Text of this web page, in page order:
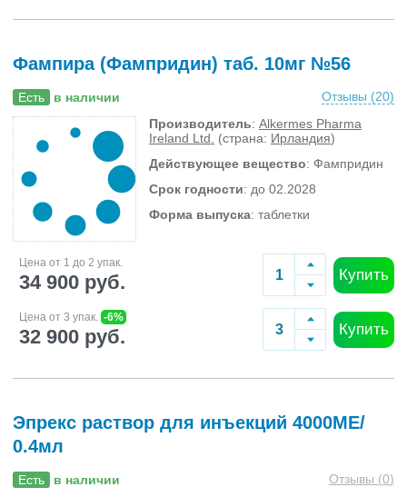
Фампира (Фампридин) таб. 10мг №56
Есть в наличии Отзывы (20)
Производитель: Alkermes Pharma
Ireland Ltd.
(страна: Ирландия)
Действующее вещество: Фампридин
Срок годности: до 02.2028
Форма выпуска: таблетки
Цена от 1 до 2 упак.
34 900 руб. Купить
Цена от 3 упак. -6%
32 900 руб. Купить
Эпрекс раствор для инъекций 4000МЕ/
0.4мл
Есть в наличии Отзывы (0)